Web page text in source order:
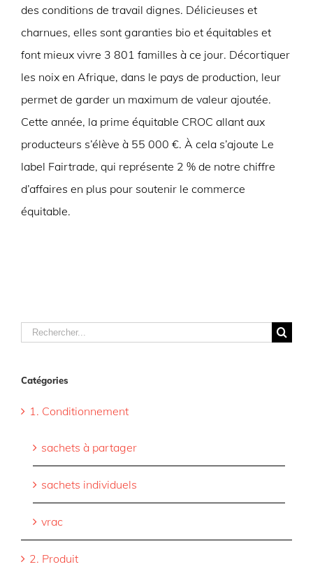
des conditions de travail dignes. Délicieuses et
charnues, elles sont garanties bio et équitables et
font mieux vivre 3 801 familles à ce jour. Décortiquer
les noix en Afrique, dans le pays de production, leur
permet de garder un maximum de valeur ajoutée.
Cette année, la prime équitable CROC allant aux
producteurs s’élève à 55 000 €. À cela s’ajoute Le
label Fairtrade, qui représente 2 % de notre chiffre
d’affaires en plus pour soutenir le commerce
équitable.
Rechercher
Catégories
1. Conditionnement
sachets à partager
sachets individuels
vrac
2. Produit